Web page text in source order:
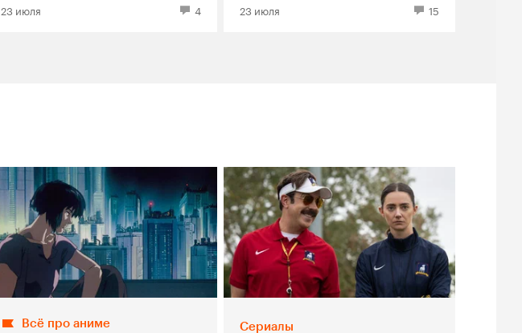
23 июля 4 23 июля 15
Всё про аниме Сериалы